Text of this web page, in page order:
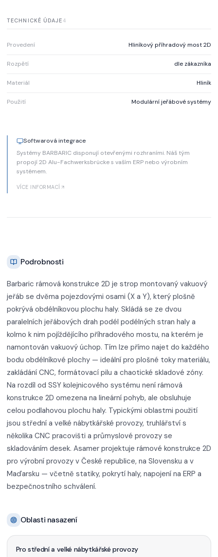
TECHNICKÉ ÚDAJE4
Provedení Hliníkový příhradový most 2D
Rozpětí dle zákazníka
Materiál Hliník
Použití Modulární jeřábové systémy
Softwarová integrace
Systémy BARBARIC disponují otevřenými rozhraními. Náš tým
propojí 2D Alu-Fachwerksbrücke s vaším ERP nebo výrobním
systémem.
VÍCE INFORMACÍ
Podrobnosti
Barbaric rámová konstrukce 2D je strop montovaný vakuový
jeřáb se dvěma pojezdovými osami (X a Y), který plošně
pokrývá obdélníkovou plochu haly. Skládá se ze dvou
paralelních jeřábových drah podél podélných stran haly a
kolmo k nim pojíždějícího příhradového mostu, na kterém je
namontován vakuový úchop. Tím lze přímo najet do každého
bodu obdélníkové plochy — ideální pro plošné toky materiálu,
zakládání CNC, formátovací pilu a chaotické skladové zóny.
Na rozdíl od SSY kolejnicového systému není rámová
konstrukce 2D omezena na lineární pohyb, ale obsluhuje
celou podlahovou plochu haly. Typickými oblastmi použití
jsou střední a velké nábytkářské provozy, truhlářství s
několika CNC pracovišti a průmyslové provozy se
skladováním desek. Asamer projektuje rámové konstrukce 2D
pro výrobní provozy v České republice, na Slovensku a v
Maďarsku — včetně statiky, pokrytí haly, napojení na ERP a
bezpečnostního schválení.
Oblasti nasazení
Pro střední a velké nábytkářské provozy